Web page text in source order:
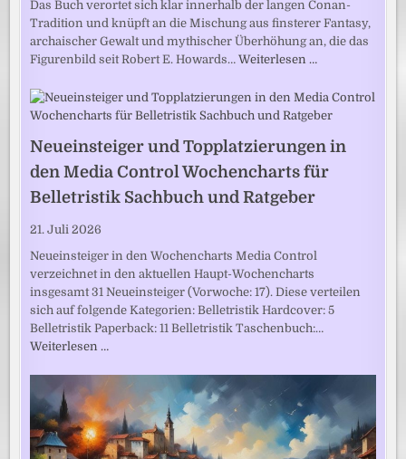
Das Buch verortet sich klar innerhalb der langen Conan-
Tradition und knüpft an die Mischung aus finsterer Fantasy,
archaischer Gewalt und mythischer Überhöhung an, die das
Figurenbild seit Robert E. Howards…Weiterlesen …
Neueinsteiger und Topplatzierungen in
den Media Control Wochencharts für
Belletristik Sachbuch und Ratgeber
21. Juli 2026
Neueinsteiger in den Wochencharts Media Control
verzeichnet in den aktuellen Haupt-Wochencharts
insgesamt 31 Neueinsteiger (Vorwoche: 17). Diese verteilen
sich auf folgende Kategorien: Belletristik Hardcover: 5
Belletristik Paperback: 11 Belletristik Taschenbuch:…
Weiterlesen …